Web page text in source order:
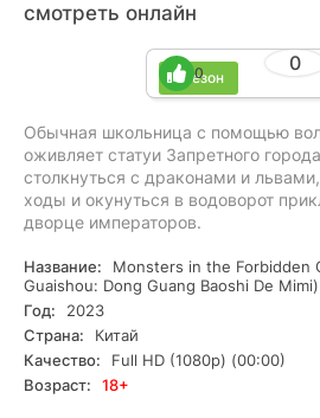
смотреть онлайн
1 сезон
0
0
Обычная школьница с помощью
оживляет статуи Запретного
столкнуться с драконами и
ходы и окунуться в водоворот
дворце императоров.
Название:
Monsters in the Forbidden
Guaishou: Dong Guang Baoshi De Mimi)
Год:
2023
Страна:
Китай
Качество:
Full HD (1080p) (00:00)
Возраст:
18+